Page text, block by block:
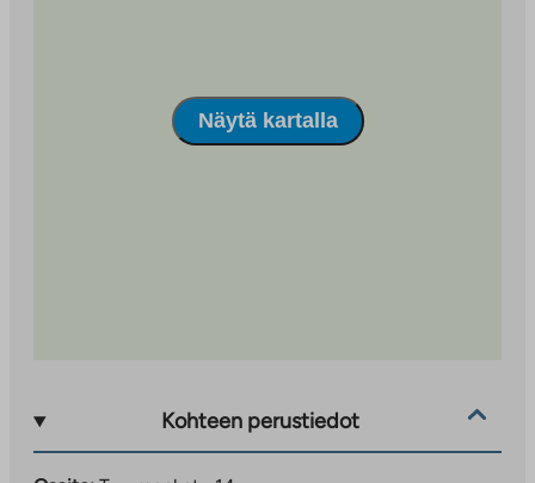
pyykkikaappi joko kylpyhuoneessa, eteisessä tai
kodinhoitohuoneessa. Kodinhoitohuoneet ovat
ta.fi/vuokrahakemus.
Kyseessä on arava- ja korkotukiasunto,
Näytä kartalla
Kohteen perustiedot